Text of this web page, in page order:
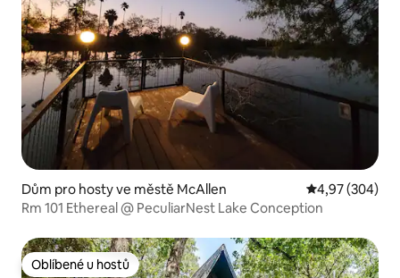
Dům pro hosty ve městě McAllen Průměrné
4,97 (304)
Rm 101 Ethereal @ PeculiarNest Lake Conception
Oblíbené u hostů
Oblíbené u hostů